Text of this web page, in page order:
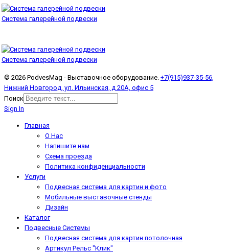
Система галерейной подвески
Система галерейной подвески
© 2026 PodvesMag - Выставочное оборудование. +7(915)937-35-56,
Нижний Новгород, ул. Ильинская, д 20А, офис 5
Поиск
Sign In
Главная
О Нас
Напишите нам
Схема проезда
Политика конфиденциальности
Услуги
Подвесная система для картин и фото
Мобильные выставочные стенды
Дизайн
Каталог
Подвесные Системы
Подвесная система для картин потолочная
Артикул Рельс "Клик"